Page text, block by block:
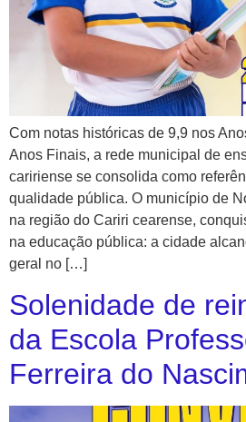
Com notas históricas de 9,9 nos
Anos Finais, a rede municipal de
caririense se consolida como
qualidade pública. O município de
na região do Cariri cearense,
na educação pública: a cidade
geral no […]
Solenidade de
da Escola
Ferreira do